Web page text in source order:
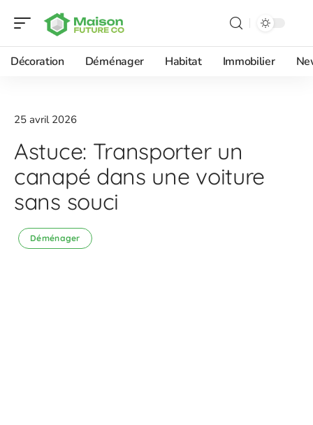
Décoration Déménager Habitat Immobilier
25 avril 2026
Astuce: Transporter un
canapé dans une voiture
sans souci
Déménager